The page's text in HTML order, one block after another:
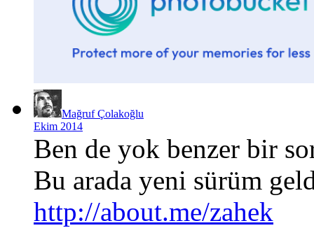
Mağruf Çolakoğlu
Ekim 2014
Ben de yok benzer bir
Bu arada yeni sürüm
http://about.me/zahek